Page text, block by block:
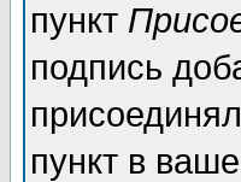
пункт
подпись
пункт в